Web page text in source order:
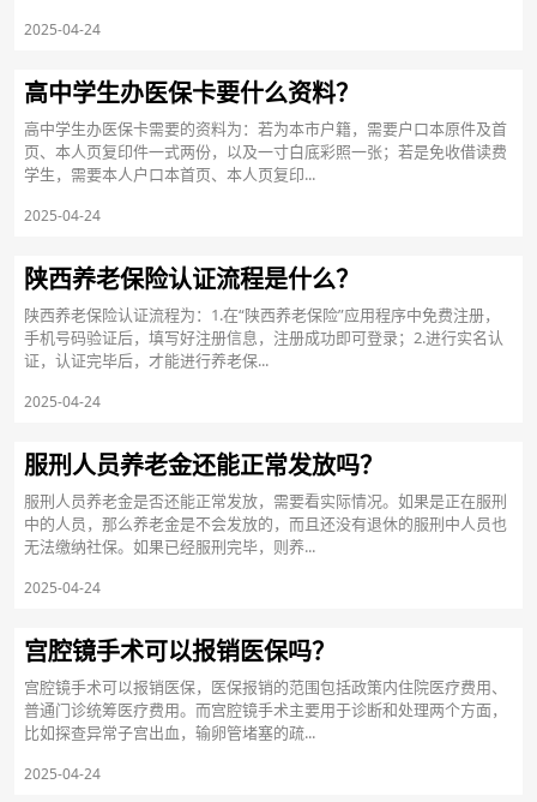
2025-04-24
高中学生办医保卡要什么资料？
高中学生办医保卡需要的资料为：若为本市户籍，需要户口本原件及首
页、本人页复印件一式两份，以及一寸白底彩照一张；若是免收借读费
学生，需要本人户口本首页、本人页复印...
2025-04-24
陕西养老保险认证流程是什么？
陕西养老保险认证流程为：1.在“陕西养老保险”应用程序中免费注册，
手机号码验证后，填写好注册信息，注册成功即可登录；2.进行实名认
证，认证完毕后，才能进行养老保...
2025-04-24
服刑人员养老金还能正常发放吗？
服刑人员养老金是否还能正常发放，需要看实际情况。如果是正在服刑
中的人员，那么养老金是不会发放的，而且还没有退休的服刑中人员也
无法缴纳社保。如果已经服刑完毕，则养...
2025-04-24
宫腔镜手术可以报销医保吗？
宫腔镜手术可以报销医保，医保报销的范围包括政策内住院医疗费用、
普通门诊统筹医疗费用。而宫腔镜手术主要用于诊断和处理两个方面，
比如探查异常子宫出血，输卵管堵塞的疏...
2025-04-24